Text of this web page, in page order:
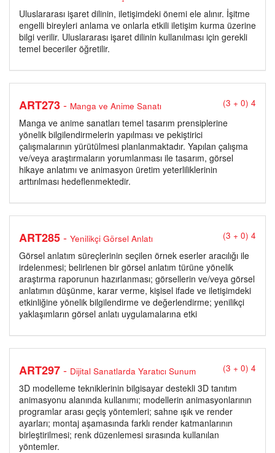
Uluslararası işaret dilinin, iletişimdeki önemi ele alınır. İşitme
engelli bireyleri anlama ve onlarla etkili iletişim kurma üzerine
bilgi verilir. Uluslararası işaret dilinin kullanılması için gerekli
temel beceriler öğretilir.
ART273- Manga ve Anime Sanatı (3 + 0) 4
Manga ve anime sanatları temel tasarım prensiplerine
yönelik bilgilendirmelerin yapılması ve pekiştirici
çalışmalarının yürütülmesi planlanmaktadır. Yapılan çalışma
ve/veya araştırmaların yorumlanması ile tasarım, görsel
hikaye anlatımı ve animasyon üretim yeterliliklerinin
arttırılması hedeflenmektedir.
ART285- Yenilikçi Görsel Anlatı (3 + 0) 4
Görsel anlatım süreçlerinin seçilen örnek eserler aracılığı ile
irdelenmesi; belirlenen bir görsel anlatım türüne yönelik
araştırma raporunun hazırlanması; görsellerin ve/veya görsel
anlatımın düşünme, karar verme, kişisel ifade ve iletişimdeki
etkinliğine yönelik bilgilendirme ve değerlendirme; yenilikçi
yaklaşımların görsel anlatı uygulamalarına etki
ART297- Dijital Sanatlarda Yaratıcı Sunum (3 + 0) 4
3D modelleme tekniklerinin bilgisayar destekli 3D tanıtım
animasyonu alanında kullanımı; modellerin animasyonlarının
programlar arası geçiş yöntemleri; sahne ışık ve render
ayarları; montaj aşamasında farklı render katmanlarının
birleştirilmesi; renk düzenlemesi sırasında kullanılan
yöntemler.